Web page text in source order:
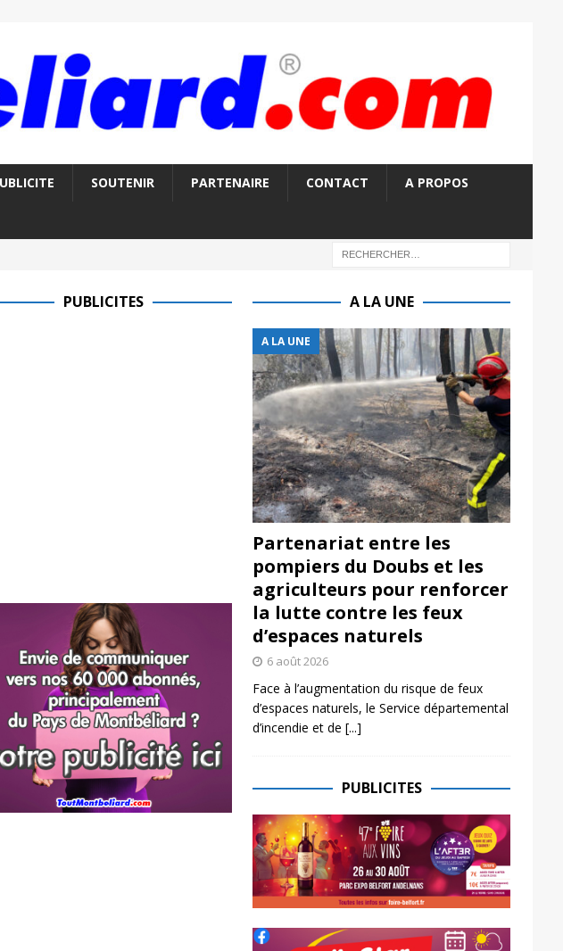
SOUTENIR PARTENAIRE CONTACT A PROPOS
PUBLICITES A LA UNE
A LA UNE
Partenariat entre les
pompiers du Doubs et les
agriculteurs pour renforcer
la lutte contre les feux
d’espaces naturels
6 août 2026
Face à l’augmentation du risque de feux
d’espaces naturels, le Service départemental
d’incendie et de [...]
PUBLICITES